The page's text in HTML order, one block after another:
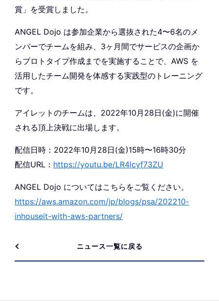
賞」を受賞しました。
ANGEL Dojo は参加企業から選抜された4〜6名のメ
ンバーでチームを組み、3ヶ月間でサービスの企画か
らプロトタイプ作成までを実施することで、AWS を
活用したチーム開発を体感する実践型のトレーニング
です。
アイレットのチームは、2022年10月28日(金)に開催
される頂上決戦に出場します。
配信日時：2022年10月28日(金)15時〜16時30分
配信URL： https://youtu.be/LR4lcyf73ZU
ANGEL Dojo についてはこちらをご覧ください。
https://aws.amazon.com/jp/blogs/psa/202210-
inhouseit-with-aws-partners/
ニュース一覧に戻る